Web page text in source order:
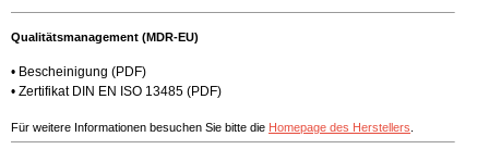
Qualitätsmanagement (MDR-EU)
• Bescheinigung (PDF)
• Zertifikat DIN EN ISO 13485 (PDF)
Für weitere Informationen besuchen Sie bitte die Homepage des Herstellers